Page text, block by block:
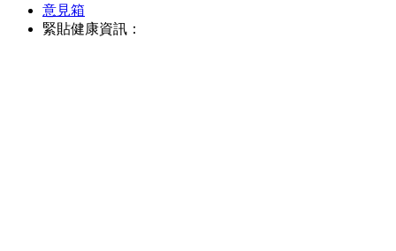
意見箱
緊貼健康資訊：